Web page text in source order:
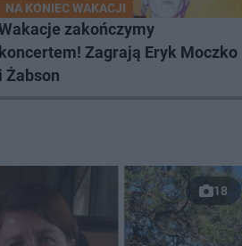
NA KONIEC WAKACJI
zakończymy
koncertem! Zagrają Eryk Moczko
i Żabson
18